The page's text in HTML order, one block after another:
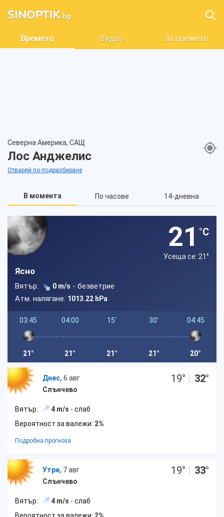
Времето Видео За времето
Северна Америка, САЩ
Лос Анджелис
Отваряй по подразбиране
В момента По часове 14-дневна
21 °C
Усеща се: 21°
Ясно
Вятър: 0 m/s - безветрие
Атм. налягане: 1013.22 hPa
03:45
21°
04:00
21°
15'
21°
30'
21°
04:45
20°
Днес, 6 авг
Слънчево
19° | 32°
Вятър: 4 m/s - слаб
Вероятност за валежи: 2%
Подробна прогноза
Утре, 7 авг
Слънчево
19° | 33°
Вятър: 4 m/s - слаб